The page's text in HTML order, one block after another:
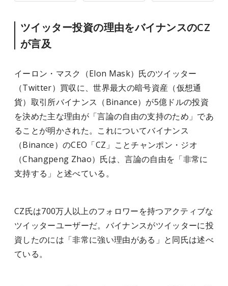
ツイッター投資の理由をバイナンスのCZ
が言及
イーロン・マスク（Elon Mask）氏のツイッター
（Twitter）買収に、世界最大の暗号資産（仮想通
貨）取引所バイナンス（Binance）が5億ドルの投資
を決めた主な理由が「言論の自由の支持のため」であ
ることが明かされた。これについてバイナンス
（Binance）のCEO「CZ」ことチャンポン・ジオ
（Changpeng Zhao）氏は、言論の自由を「非常に
支持する」と述べている。
CZ氏は700万人以上のフォロワーを持つアクティブな
ツイッターユーザーだ。バイナンスがツイッターに投
資したのには「非常に強い理由がある」と同氏は述べ
ている。